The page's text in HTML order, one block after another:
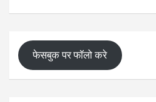
फेसबुक पर फॉलो करे